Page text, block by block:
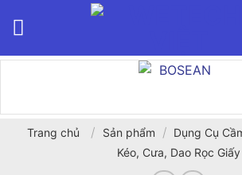
Trang chủ / Sản phẩm / Dụng Cụ
Kéo, Cưa, Dao Rọc Giấy